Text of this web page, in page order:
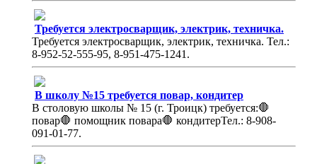
Требуется электросварщик, электрик, техничка.
Требуется электросварщик, электрик, техничка. Тел.:
8-952-52-555-95, 8-951-475-1241.
В школу №15 требуется повар, кондитер
В столовую школы № 15 (г. Троицк) требуется:🛑
повар🛑 помощник повара🛑 кондитерТел.: 8-908-
091-01-77.